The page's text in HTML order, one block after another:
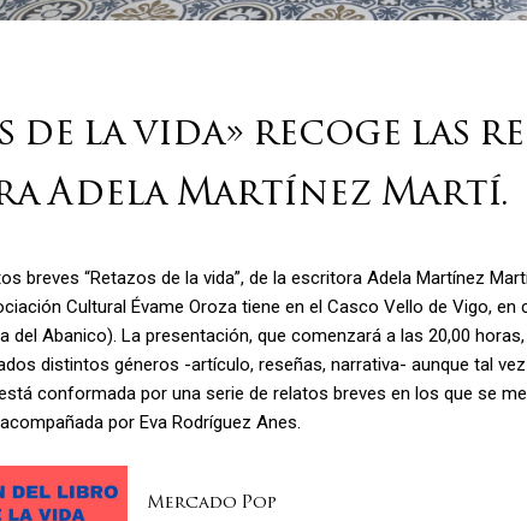
de la vida» recoge las
Adela Martínez Martí.
breves “Retazos de la vida”, de la escritora Adela Martínez
Cultural Évame Oroza tiene en el Casco Vello de Vigo,
del Abanico). La presentación, que comenzará a las 20,00
distintos géneros -artículo, reseñas, narrativa- aunque tal
está conformada por una serie de relatos breves en los que se
por Eva Rodríguez Anes.
Mercado Pop